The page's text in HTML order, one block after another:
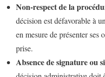
Non-respect de la
décision est défavorable à
en mesure de présenter ses
prise.
Absence de signature ou